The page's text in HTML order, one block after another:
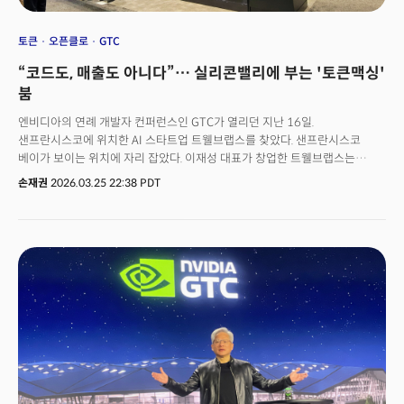
토큰 오픈클로 GTC
“코드도, 매출도 아니다”… 실리콘밸리에 부는 '토큰맥싱'
붐
엔비디아의 연례 개발자 컨퍼런스인 GTC가 열리던 지난 16일.
샌프란시스코에 위치한 AI 스타트업 트웰브랩스를 찾았다. 샌프란시스코
베이가 보이는 위치에 자리 잡았다. 이재성 대표가 창업한 트웰브랩스는
세상의 모든 영상을 ‘이해 가능한 데이터’로 바꿔 그 위에서 비즈니스를 만드는
토큰 사용량으로 경쟁심을 자극한다.이재성 대표는 "직원들이 쉬는 동안
에이전트가 일하게 한다는 '토큰스 네버 슬립(Tokens Never Sleep)' 원칙을
만들었다"며 "반복작업이 발견되면 즉시 클로드에 스킬화해서 조직 전체에
공유하고 있다"고 소개했다.이 같은 현상은 트웰브랩스만 있는 것은 아니다.
오픈AI의 한 엔지니어는 한 주 동안 2,100억 개의 토큰을 처리했다고 알려져
화제가 됐다. 위키피디아 전체를 33번 채울 수 있는 분량이다. 앤트로픽에서는
한 명의 사용자가 한 달에 AI 코딩 도구 '클로드 코드'를 쓰는데 1억 5000만
원이 넘는 비용을 썼다는 소문이 돈다. 메타와 스포티파이 등에서는
관리자들이 직원 성과 평가에 AI 사용량을 반영하기 시작했다.이 현상에는
손재권 2026.03.25 22:38 PDT